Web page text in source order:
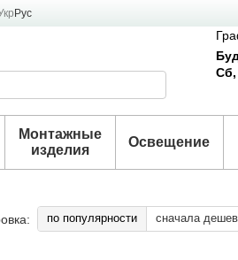
Рус
Сб,
Монтажные
изделия
Освещение
по популярности сначала